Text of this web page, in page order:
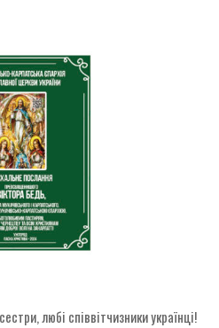
любі співвітчизники українці!